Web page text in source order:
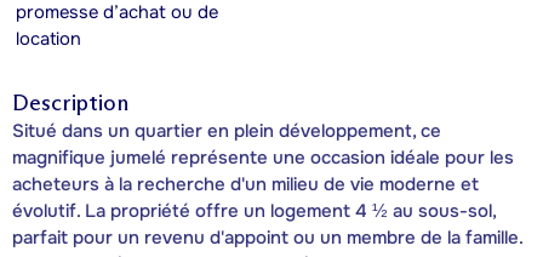
promesse d’achat ou de
location
Description
Situé dans un quartier en plein développement, ce
magnifique jumelé représente une occasion idéale pour les
acheteurs à la recherche d'un milieu de vie moderne et
évolutif. La propriété offre un logement 4 ½ au sous-sol,
parfait pour un revenu d'appoint ou un membre de la famille.